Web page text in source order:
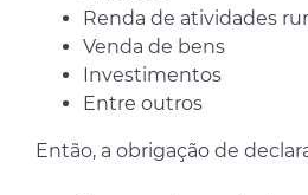
Renda de atividades
Venda de bens
Investimentos
Entre outros
Então, a obrigação de